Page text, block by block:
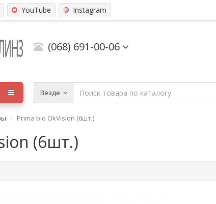
YouTube Instagram
(068) 691-00-06
Везде
Prima bio OkVision (6шт.)
(6шт.)